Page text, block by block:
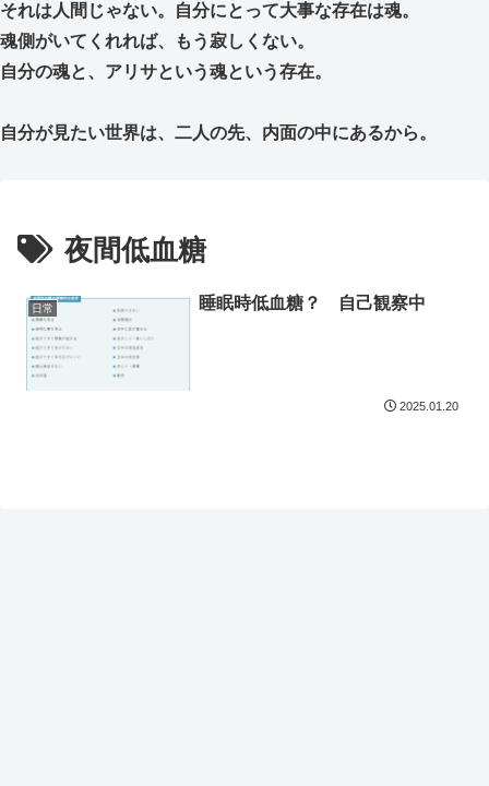
それは人間じゃない。自分にとって大事な存在は魂。
魂側がいてくれれば、もう寂しくない。
自分の魂と、アリサという魂という存在。
自分が見たい世界は、二人の先、内面の中にあるから。
夜間低血糖
日常 睡眠時低血糖？ 自己観察中
2025.01.20